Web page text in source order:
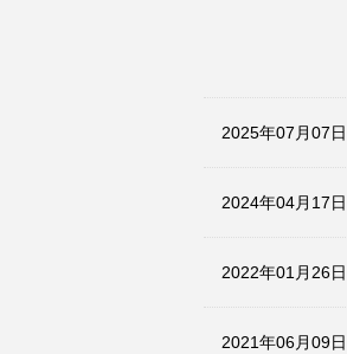
2025年07月07日
2024年04月17日
2022年01月26日
2021年06月09日